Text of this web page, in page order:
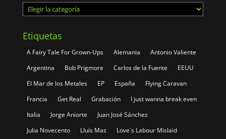
Categorías
Etiquetas
A Fairy Tale For Grown-Ups Alemania
Antonio Valiente
Argentina
Bob Prigmore Carlos de la Fuente
EEUU
El Mar de los Metales
EP España
Flying Caravan
Francia
Get Real Grabación
I just wanna break even
Italia
Jorge Aniorte
Juan José Sánchez
Julia Novecento
Lluís Mas
Love´s Labour Mislaid